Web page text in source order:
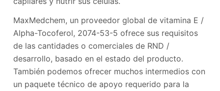
MaxMedchem, un proveedor global de vitamina E /
Alpha-Tocoferol, 2074-53-5 ofrece sus requisitos
de las cantidades o comerciales de RND /
desarrollo, basado en el estado del producto.
También podemos ofrecer muchos intermedios con
un paquete técnico de apoyo requerido para la